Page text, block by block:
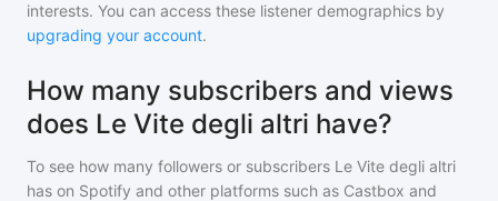
interests. You can access these listener demographics by
upgrading your account.
How many subscribers and views
does Le Vite degli altri have?
To see how many followers or subscribers Le Vite degli altri
has on Spotify and other platforms such as Castbox and